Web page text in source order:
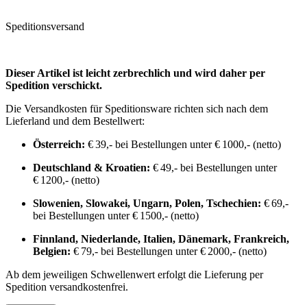
Speditionsversand
Dieser Artikel ist leicht zerbrechlich und wird daher per
Spedition verschickt.
Die Versandkosten für Speditionsware richten sich nach dem
Lieferland und dem Bestellwert:
Österreich: € 39,- bei Bestellungen unter € 1000,- (netto)
Deutschland & Kroatien: € 49,- bei Bestellungen unter
€ 1200,- (netto)
Slowenien, Slowakei, Ungarn, Polen, Tschechien: € 69,-
bei Bestellungen unter € 1500,- (netto)
Finnland, Niederlande, Italien, Dänemark, Frankreich,
Belgien: € 79,- bei Bestellungen unter € 2000,- (netto)
Ab dem jeweiligen Schwellenwert erfolgt die Lieferung per
Spedition versandkostenfrei.